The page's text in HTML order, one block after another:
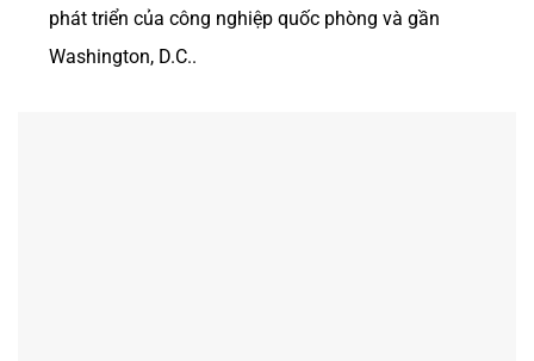
phát triển của công nghiệp quốc phòng và gần
Washington, D.C..